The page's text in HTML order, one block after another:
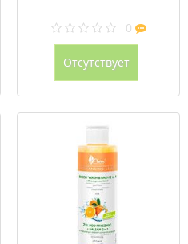
0
Отсутствует